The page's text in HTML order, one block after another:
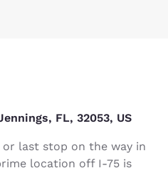
FL, 32053, US
last stop on the way in
location off I-75 is